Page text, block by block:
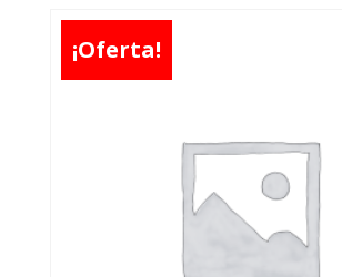
era:
24,75 €.
es:
¡Oferta!